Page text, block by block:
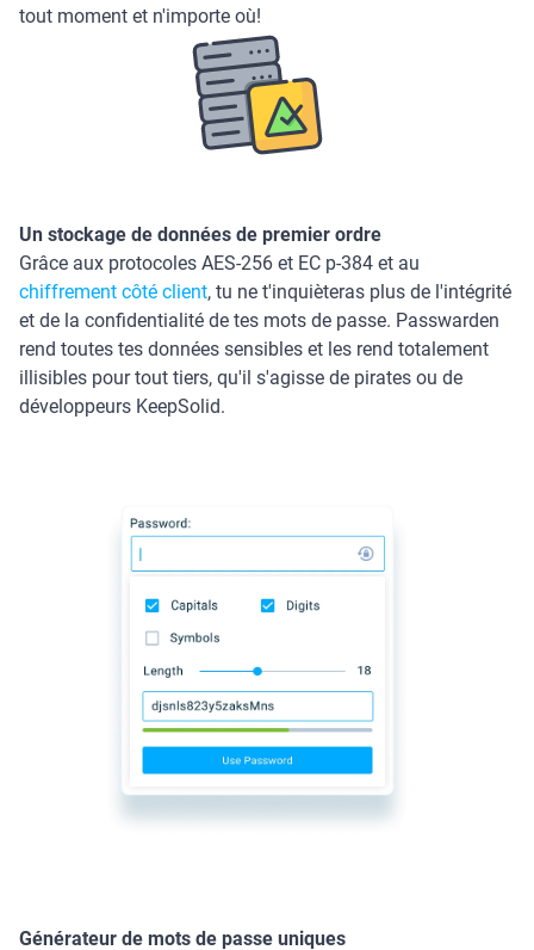
tout moment et n'importe où!
Un stockage de données de premier ordre
Grâce aux protocoles AES-256 et ЕС р-384 et au
chiffrement côté client, tu ne t'inquièteras plus de l'intégrité
et de la confidentialité de tes mots de passe. Passwarden
rend toutes tes données sensibles et les rend totalement
illisibles pour tout tiers, qu'il s'agisse de pirates ou de
développeurs KeepSolid.
Générateur de mots de passe uniques